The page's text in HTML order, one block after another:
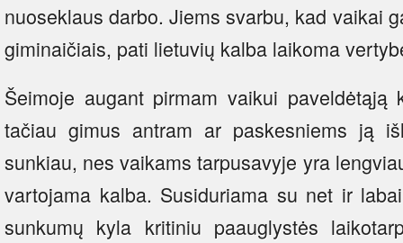
nuoseklaus darbo. Jiems svarbu, kad vaikai
giminaičiais, pati lietuvių kalba laikoma
Šeimoje augant pirmam vaikui paveldėtąją
tačiau gimus antram ar paskesniems ją
sunkiau, nes vaikams tarpusavyje yra
vartojama kalba. Susiduriama su net ir
sunkumų kyla kritiniu paauglystės